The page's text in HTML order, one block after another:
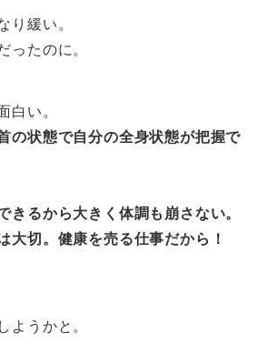
り緩い。
ったのに。
白い。
の状態で自分の全身状態が把握で
きるから大きく体調も崩さない。
大切。健康を売る仕事だから！
ようかと。